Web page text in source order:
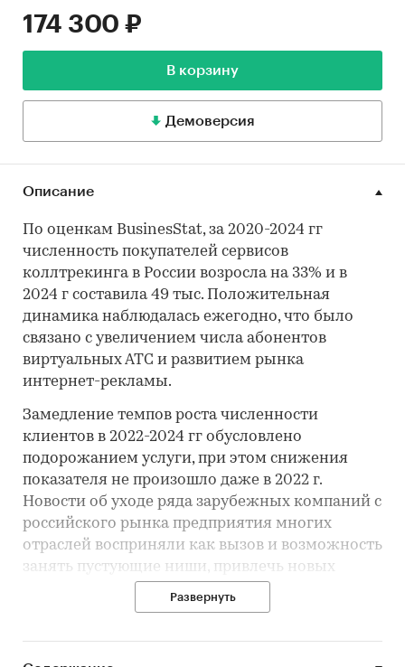
174 300 ₽
В корзину
Демоверсия
Описание
По оценкам BusinesStat, за 2020-2024 гг
численность покупателей сервисов
коллтрекинга в России возросла на 33% и в
2024 г составила 49 тыс. Положительная
динамика наблюдалась ежегодно, что было
связано с увеличением числа абонентов
виртуальных АТС и развитием рынка
интернет-рекламы.
Замедление темпов роста численности
клиентов в 2022-2024 гг обусловлено
подорожанием услуги, при этом снижения
показателя не произошло даже в 2022 г.
Новости об уходе ряда зарубежных компаний с
российского рынка предприятия многих
отраслей восприняли как вызов и возможность
занять пустующие ниши, привлечь новых
клиентов. Одновременно им было важно
планировать бизнес на перспективу и
Развернуть